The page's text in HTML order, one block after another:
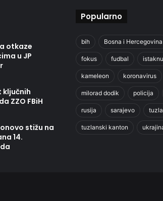
otkaze
u JP
ključnih
ZZO FBiH
stižu na
14.
Popularno
bih Bosna i Hercegovina
fokus fudbal
kameleon koronavirus
milorad dodik policija
rusija sarajevo tuzla
tuzlanski kanton